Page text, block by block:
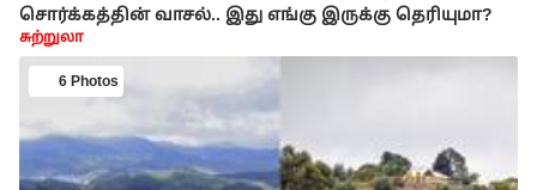
சொர்க்கத்தின் வாசல்.. இது எங்கு இருக்கு தெரியுமா?
சுற்றுலா
6 Photos